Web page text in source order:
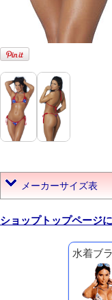
メーカーサイズ表
ショップトップページ
水着ブ